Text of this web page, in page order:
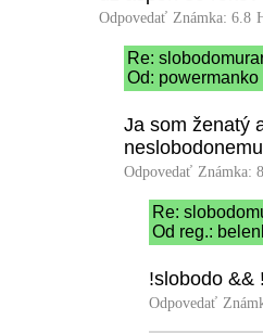
Odpovedať Známka: 6.8
Re:
Od:
Ja som ženatý
Odpovedať Známka:
Re:
Od reg.:
!slobodo &&
Odpovedať